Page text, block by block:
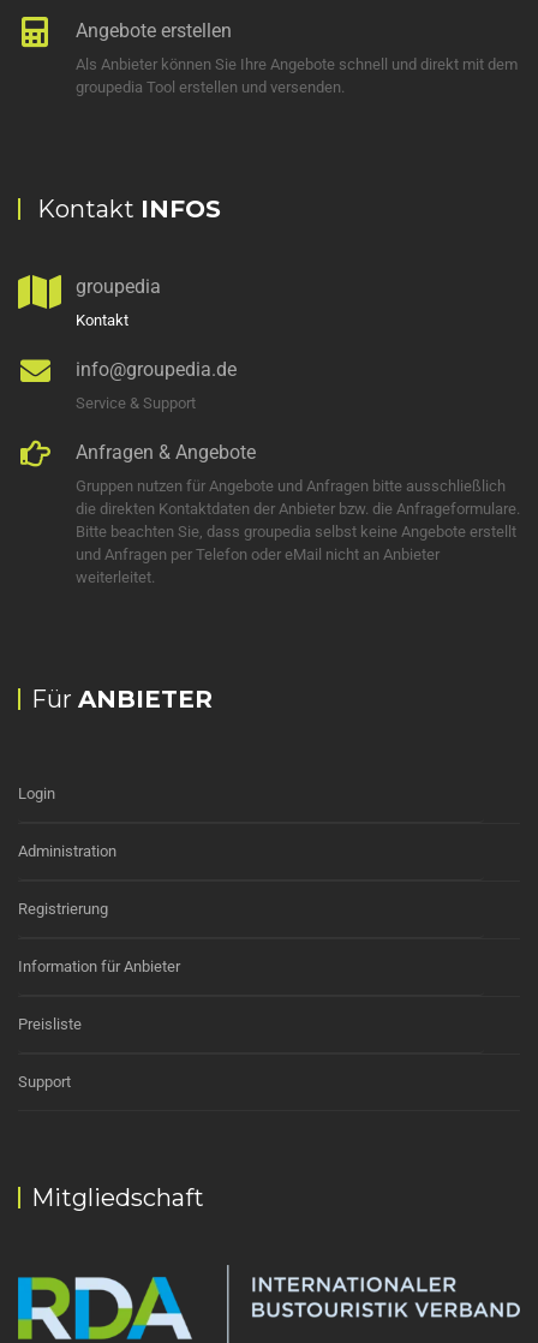
Angebote erstellen
Als Anbieter können Sie Ihre Angebote schnell und direkt mit dem
groupedia Tool erstellen und versenden.
Kontakt INFOS
groupedia
Kontakt
info@groupedia.de
Service & Support
Anfragen & Angebote
Gruppen nutzen für Angebote und Anfragen bitte ausschließlich
die direkten Kontaktdaten der Anbieter bzw. die Anfrageformulare.
Bitte beachten Sie, dass groupedia selbst keine Angebote erstellt
und Anfragen per Telefon oder eMail nicht an Anbieter
weiterleitet.
Für ANBIETER
Login
Administration
Registrierung
Information für Anbieter
Preisliste
Support
Mitgliedschaft